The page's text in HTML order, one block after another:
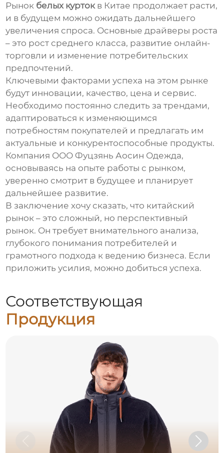
Рынок белых куртокв Китае продолжает расти,
и в будущем можно ожидать дальнейшего
увеличения спроса. Основные драйверы роста
– это рост среднего класса, развитие онлайн-
торговли и изменение потребительских
предпочтений.
Ключевыми факторами успеха на этом рынке
будут инновации, качество, цена и сервис.
Необходимо постоянно следить за трендами,
адаптироваться к изменяющимся
потребностям покупателей и предлагать им
актуальные и конкурентоспособные продукты.
Компания ООО Фуцзянь Аосин Одежда,
основываясь на опыте работы с рынком,
уверенно смотрит в будущее и планирует
дальнейшее развитие.
В заключение хочу сказать, что китайский
рынок – это сложный, но перспективный
рынок. Он требует внимательного анализа,
глубокого понимания потребителей и
грамотного подхода к ведению бизнеса. Если
приложить усилия, можно добиться успеха.
Соответствующая
Продукция